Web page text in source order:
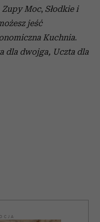
i
Informacje o tym, jak
partnerom
i analitycznym.
z innymi danymi
podczas
Zupy Moc, Słodkie i
jeść
Kuchnia.
dla dwojga, Uczta dla